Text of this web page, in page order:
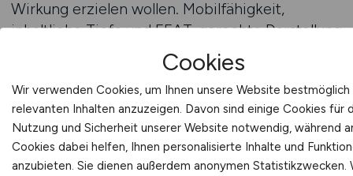
Wirkung erzielen wollen. Mobilfähigkeit,
inhaltliche Tiefe und EEAT-gerechte Darstellung
erhöhen zusätzlich die Conversion-Rate – und
machen aus Sichtbarkeit gezielte
Personalgewinnung.
Beratung anfordern auf GESUNDHEIT.JOBS
Cookies
Wir verwenden Cookies, um Ihnen unsere Website
relevanten Inhalten anzuzeigen. Davon sind einige Cookies für
Nutzung und Sicherheit unserer Website notwendig, während
Cookies dabei helfen, Ihnen personalisierte Inhalte und
anzubieten. Sie dienen außerdem anonymen Statistikzwecken.